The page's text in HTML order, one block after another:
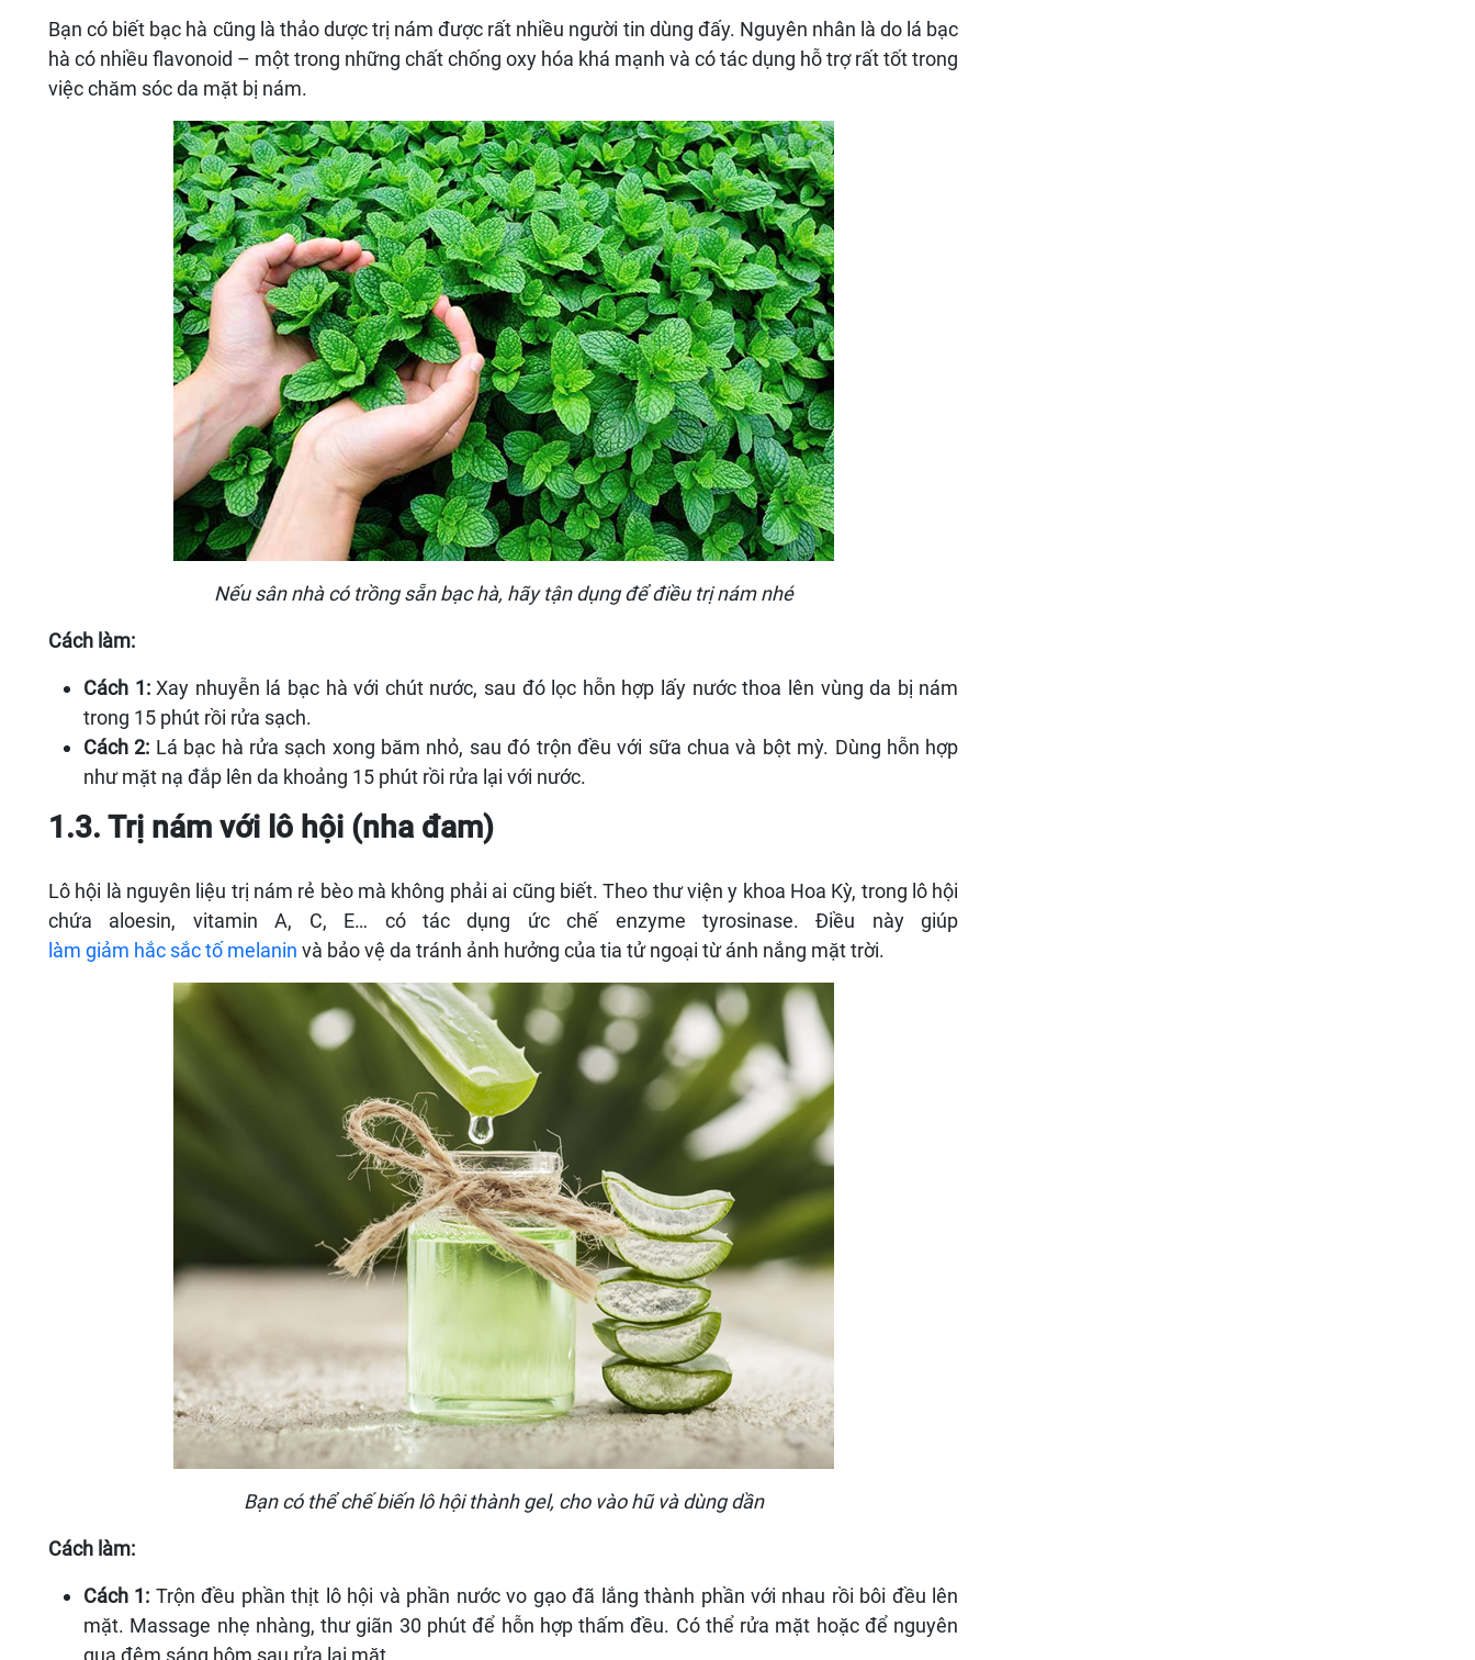
Bạn có biết bạc hà cũng là thảo dược trị nám được rất nhiều người tin dùng đấy. Nguyên nhân là do lá bạc
hà có nhiều flavonoid – một trong những chất chống oxy hóa khá mạnh và có tác dụng hỗ trợ rất tốt trong
việc chăm sóc da mặt bị nám.
Nếu sân nhà có trồng sẵn bạc hà, hãy tận dụng để điều trị nám nhé
Cách làm:
Cách 1:Xay nhuyễn lá bạc hà với chút nước, sau đó lọc hỗn hợp lấy nước thoa lên vùng da bị nám
trong 15 phút rồi rửa sạch.
Cách 2: Lá bạc hà rửa sạch xong băm nhỏ, sau đó trộn đều với sữa chua và bột mỳ. Dùng hỗn hợp
như mặt nạ đắp lên da khoảng 15 phút rồi rửa lại với nước.
1.3. Trị nám với lô hội (nha đam)
Lô hội là nguyên liệu trị nám rẻ bèo mà không phải ai cũng biết. Theo thư viện y khoa Hoa Kỳ, trong lô hội
chứa aloesin, vitamin A, C, E… có tác dụng ức chế enzyme tyrosinase. Điều này giúp
làm giảm hắc sắc tố melanin và bảo vệ da tránh ảnh hưởng của tia tử ngoại từ ánh nắng mặt trời.
Bạn có thể chế biến lô hội thành gel, cho vào hũ và dùng dần
Cách làm:
Cách 1: Trộn đều phần thịt lô hội và phần nước vo gạo đã lắng thành phần với nhau rồi bôi đều lên
mặt. Massage nhẹ nhàng, thư giãn 30 phút để hỗn hợp thấm đều. Có thể rửa mặt hoặc để nguyên
qua đêm sáng hôm sau rửa lại mặt.